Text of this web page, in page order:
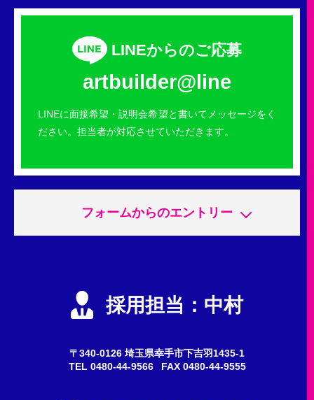
LINEからのご応募
artbuilder@line
LINEに面接希望・説明会希望と書いてメッセージをく
ださい。担当者が対応させていただきます。
フォームからのエントリー
会社説明会 採用担当：中村
〒340-0126 埼玉県幸手市下吉羽1435-1
TEL 0480-44-9566 FAX 0480-44-9555